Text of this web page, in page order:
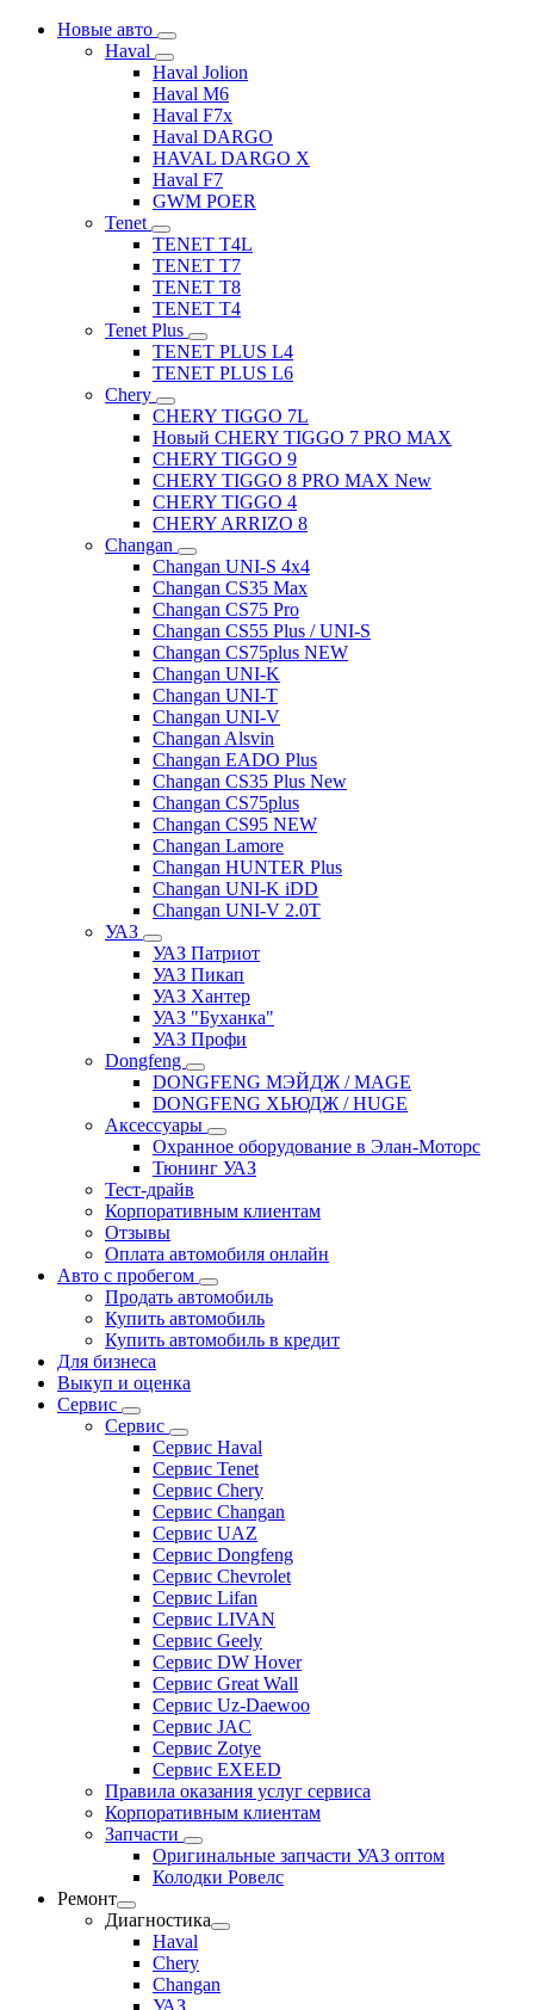
Новые авто
Haval
Haval Jolion
Haval M6
Haval F7x
Haval DARGO
HAVAL DARGO Х
Haval F7
GWM POER
Tenet
TENET T4L
TENET T7
TENET T8
TENET T4
Tenet Plus
TENET PLUS L4
TENET PLUS L6
Chery
CHERY TIGGO 7L
Новый CHERY TIGGO 7 PRO MAX
CHERY TIGGO 9
CHERY TIGGO 8 PRO MAX New
CHERY TIGGO 4
CHERY ARRIZO 8
Changan
Changan UNI-S 4x4
Changan CS35 Max
Changan CS75 Pro
Changan CS55 Plus / UNI-S
Changan CS75plus NEW
Changan UNI-K
Changan UNI-T
Changan UNI-V
Changan Alsvin
Changan EADO Plus
Changan CS35 Plus New
Changan CS75plus
Changan CS95 NEW
Changan Lamore
Changan HUNTER Plus
Changan UNI-K iDD
Changan UNI-V 2.0T
УАЗ
УАЗ Патриот
УАЗ Пикап
УАЗ Хантер
УАЗ "Буханка"
УАЗ Профи
Dongfeng
DONGFENG МЭЙДЖ / MAGE
DONGFENG ХЬЮДЖ / HUGE
Аксессуары
Охранное оборудование в Элан-Моторс
Тюнинг УАЗ
Тест-драйв
Корпоративным клиентам
Отзывы
Оплата автомобиля онлайн
Авто с пробегом
Продать автомобиль
Купить автомобиль
Купить автомобиль в кредит
Для бизнеса
Выкуп и оценка
Сервис
Сервис
Сервис Haval
Сервис Tenet
Сервис Chery
Сервис Changan
Сервис UAZ
Сервис Dongfeng
Сервис Chevrolet
Сервис Lifan
Сервис LIVAN
Сервис Geely
Сервис DW Hover
Сервис Great Wall
Сервис Uz-Daewoo
Сервис JAC
Сервис Zotye
Сервис EXEED
Правила оказания услуг сервиса
Корпоративным клиентам
Запчасти
Оригинальные запчасти УАЗ оптом
Колодки Ровелс
Ремонт
Диагностика
Haval
Chery
Changan
УАЗ